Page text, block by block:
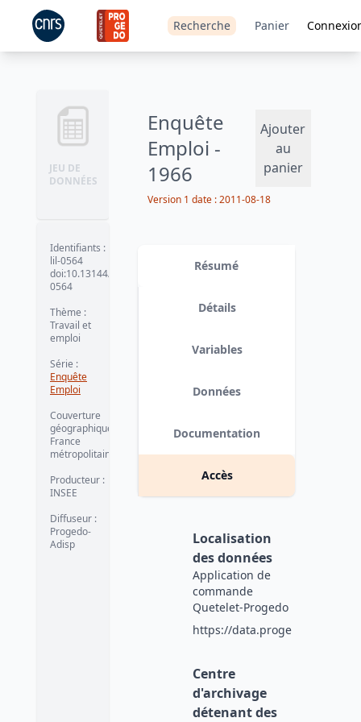
Recherche Panier
JEU DE
DONNÉES
Enquête
Emploi -
1966
Ajouter
au
panier
Version 1 date :2011-08-18
Identifiants :
lil-0564
doi:10.13144/lil-
0564
Thème :
Travail et
emploi
Série :
Enquête
Emploi
Couverture
géographique
France
métropolitaine
Producteur :
INSEE
Diffuseur :
Progedo-
Adisp
Résumé
Détails
Variables
Données
Documentation
Accès
Localisation
des données
Application de
commande
Quetelet-Progedo
https://data.progedo.fr
Centre
d'archivage
détenant des